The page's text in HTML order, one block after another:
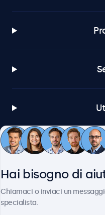
Hai bisogno di
Chiamaci o inviaci un
specialista.